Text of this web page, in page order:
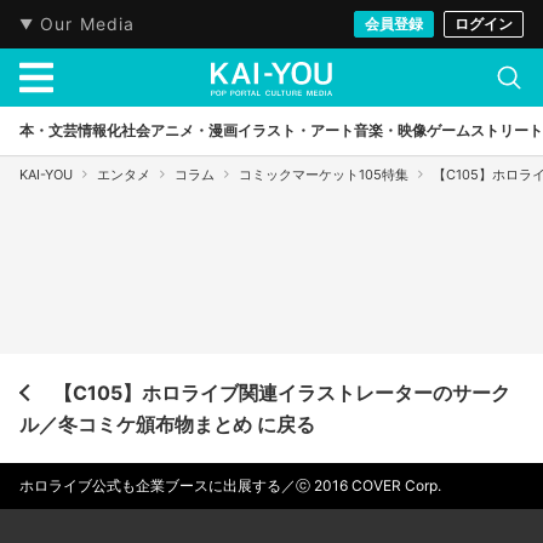
Our Media 会員登録 ログイン
本・文芸情報化社会アニメ・漫画イラスト・アート音楽・映像ゲームストリート
KAI-YOU エンタメ コラム コミックマーケット105特集 【C105】ホロラ
【C105】ホロライブ関連イラストレーターのサーク
ル／冬コミケ頒布物まとめ に戻る
ホロライブ公式も企業ブースに出展する／ⓒ 2016 COVER Corp.